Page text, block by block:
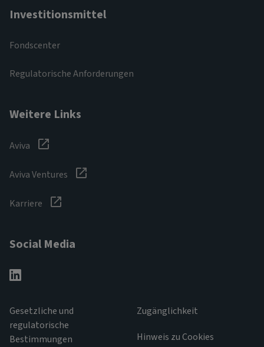
Investitionsmittel
Fondscenter
Regulatorische Anforderungen
Weitere Links
Aviva
Aviva Ventures
Karriere
Social Media
Gesetzliche und
regulatorische
Bestimmungen
Zugänglichkeit
Hinweis zu Cookies